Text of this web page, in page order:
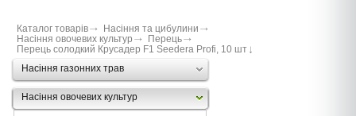
Каталог товарів
Насіння та цибулини
Насіння овочевих культур
Перець
Перець солодкий Крусадер F1 Seedera Profi, 10 шт
Насіння газонних трав
Насіння овочевих культур